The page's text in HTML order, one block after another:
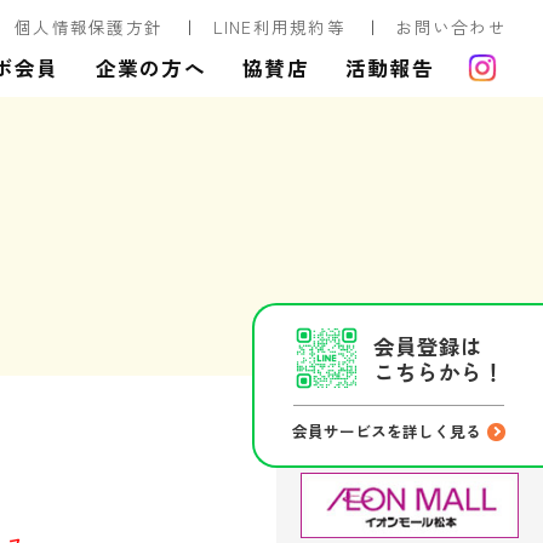
個人情報保護方針 LINE利用規約等 お問い合わせ
会員 企業の方へ 協賛店 活動報告
会員登録は
こちらから！
会員サービスを詳しく見る